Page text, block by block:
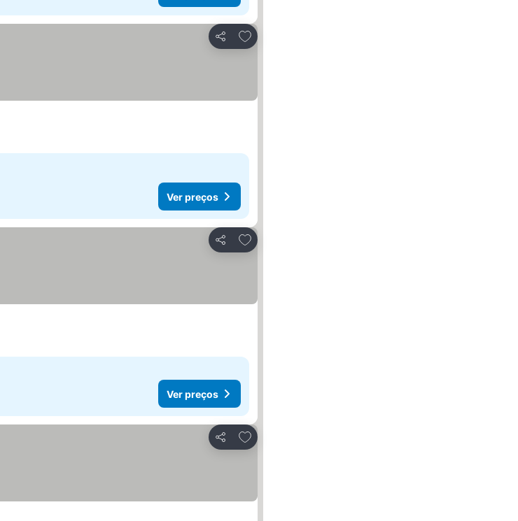
Partilhar
Adicionar aos favoritos
Ver preços
Partilhar
Adicionar aos favoritos
Ver preços
Partilhar
Adicionar aos favoritos